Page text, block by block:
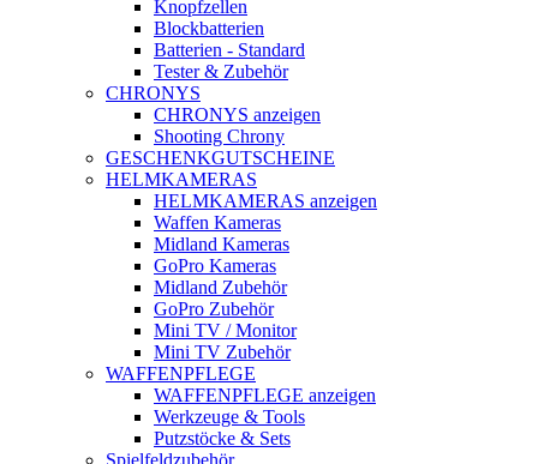
Knopfzellen
Blockbatterien
Batterien - Standard
Tester & Zubehör
CHRONYS
CHRONYS anzeigen
Shooting Chrony
GESCHENKGUTSCHEINE
HELMKAMERAS
HELMKAMERAS anzeigen
Waffen Kameras
Midland Kameras
GoPro Kameras
Midland Zubehör
GoPro Zubehör
Mini TV / Monitor
Mini TV Zubehör
WAFFENPFLEGE
WAFFENPFLEGE anzeigen
Werkzeuge & Tools
Putzstöcke & Sets
Spielfeldzubehör